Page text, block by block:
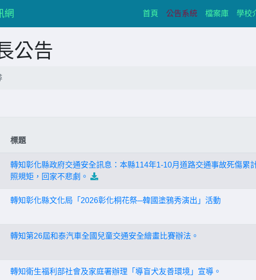
網 首頁 (current)
公告系統 檔案庫 學校
公告
標題
轉知彰化縣政府交通安全訊息：本縣114年1-10月道路交通事故死傷累
照規矩，回家不悲劇。
轉知彰化縣文化局「2026彰化桐花祭─韓國塗鴉秀演出」活動
轉知第26屆和泰汽車全國兒童交通安全繪畫比賽辦法。
轉知衛生福利部社會及家庭署辦理「導盲犬友善環境」宣導。